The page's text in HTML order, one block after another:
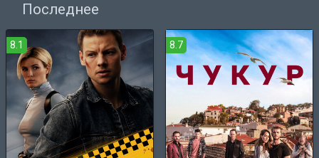
Последнее
8.1 8.7